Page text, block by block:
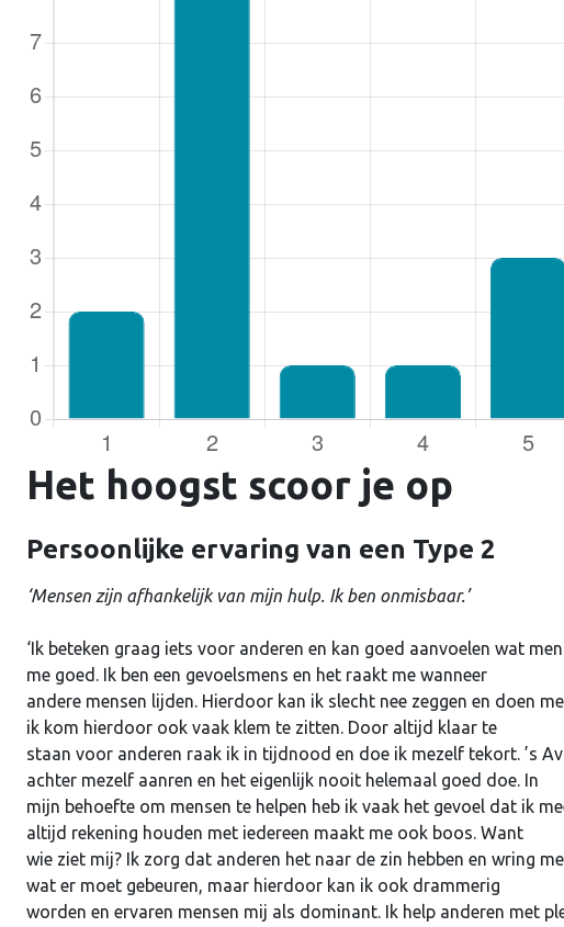
Het hoogst scoor je op
Persoonlijke ervaring van een Type 2
‘Mensen zijn afhankelijk van mijn hulp. Ik ben onmisbaar.’
‘Ik beteken graag iets voor anderen en kan goed aanvoelen wat
me goed. Ik ben een gevoelsmens en het raakt me wanneer
andere mensen lijden. Hierdoor kan ik slecht nee zeggen en doen
ik kom hierdoor ook vaak klem te zitten. Door altijd klaar te
staan voor anderen raak ik in tijdnood en doe ik mezelf tekort. ’s
achter mezelf aanren en het eigenlijk nooit helemaal goed doe. In
mijn behoefte om mensen te helpen heb ik vaak het gevoel dat ik
altijd rekening houden met iedereen maakt me ook boos. Want
wie ziet mij? Ik zorg dat anderen het naar de zin hebben en wring
wat er moet gebeuren, maar hierdoor kan ik ook drammerig
worden en ervaren mensen mij als dominant. Ik help anderen met
Wachtwoord*